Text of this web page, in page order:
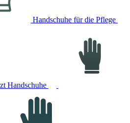
Handschuhe für die Pflege
Handschuhe